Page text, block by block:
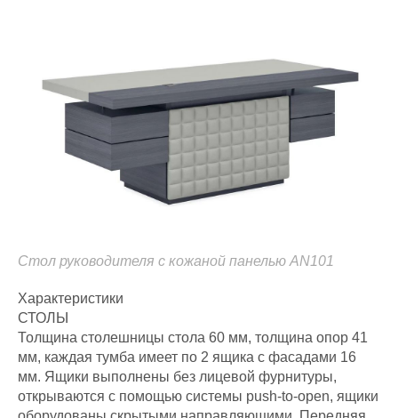
Стол руководителя с кожаной панелью AN101
Характеристики
СТОЛЫ
Толщина столешницы стола 60 мм, толщина опор 41
мм, каждая тумба имеет по 2 ящика с фасадами 16
мм. Ящики выполнены без лицевой фурнитуры,
открываются с помощью системы push-to-open, ящики